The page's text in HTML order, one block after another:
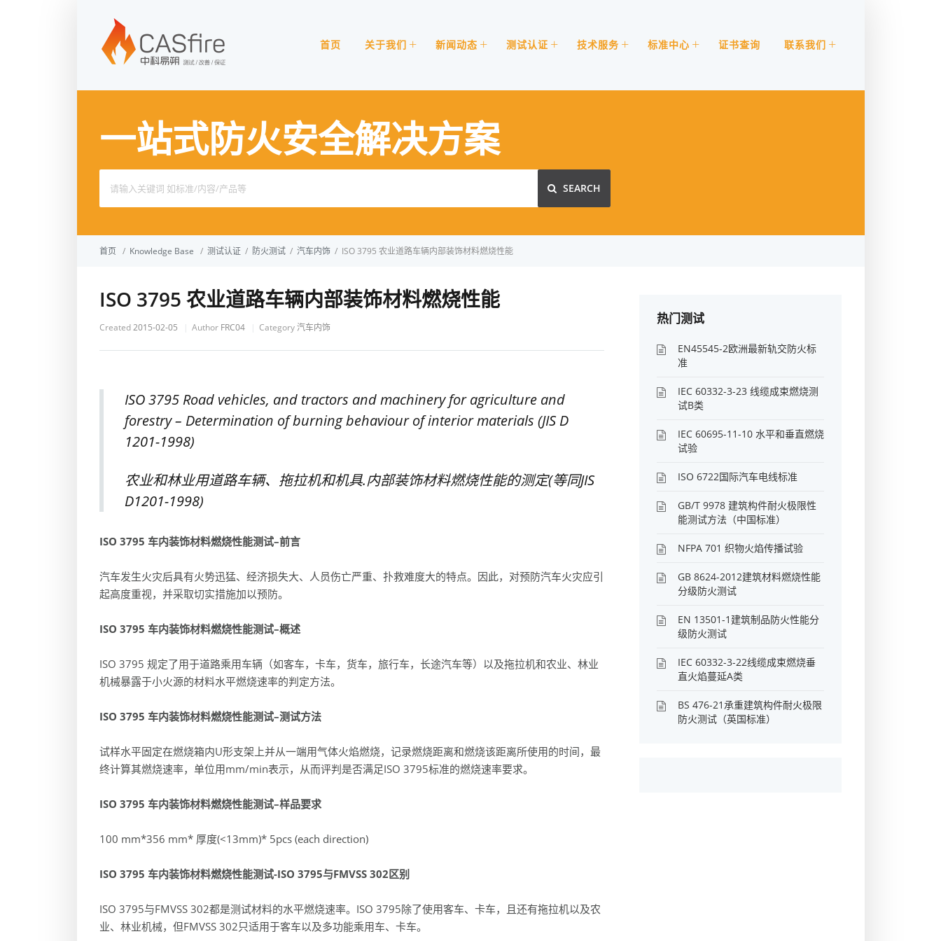
首页 关于我们 新闻动态 测试认证 技术服务 标准中心 证书查询 联系我们
一站式防火安全解决方案
for:
SEARCH
首页 / Knowledge Base / 测试认证 / 防火测试 / 汽车内饰 / ISO 3795 农业道路车辆内部装饰材料燃烧性能
ISO 3795 农业道路车辆内部装饰材料燃烧性能
Created2015-02-05 Author FRC04 Category汽车内饰
ISO 3795 Road vehicles, and tractors and machinery for agriculture and
forestry – Determination of burning behaviour of interior materials (JIS D
1201-1998)
农业和林业用道路车辆、拖拉机和机具.内部装饰材料燃烧性能的测定(等同JIS
D1201-1998)
ISO 3795 车内装饰材料燃烧性能测试–前言
汽车发生火灾后具有火势迅猛、经济损失大、人员伤亡严重、扑救难度大的特点。因此，对预防汽车火灾应引
起高度重视，并采取切实措施加以预防。
ISO 3795 车内装饰材料燃烧性能测试–概述
ISO 3795 规定了用于道路乘用车辆（如客车，卡车，货车，旅行车，长途汽车等）以及拖拉机和农业、林业
机械暴露于小火源的材料水平燃烧速率的判定方法。
ISO 3795 车内装饰材料燃烧性能测试–测试方法
试样水平固定在燃烧箱内U形支架上并从一端用气体火焰燃烧，记录燃烧距离和燃烧该距离所使用的时间，最
终计算其燃烧速率，单位用mm/min表示，从而评判是否满足ISO 3795标准的燃烧速率要求。
ISO 3795 车内装饰材料燃烧性能测试–样品要求
100 mm*356 mm* 厚度(<13mm)* 5pcs (each direction)
ISO 3795 车内装饰材料燃烧性能测试-ISO 3795与FMVSS 302区别
ISO 3795与FMVSS 302都是测试材料的水平燃烧速率。ISO 3795除了使用客车、卡车，且还有拖拉机以及农
业、林业机械，但FMVSS 302只适用于客车以及多功能乘用车、卡车。
热门测试
EN45545-2欧洲最新轨交防火标
准
IEC 60332-3-23 线缆成束燃烧测
试B类
IEC 60695-11-10 水平和垂直燃烧
试验
ISO 6722国际汽车电线标准
GB/T 9978 建筑构件耐火极限性
能测试方法（中国标准）
NFPA 701 织物火焰传播试验
GB 8624-2012建筑材料燃烧性能
分级防火测试
EN 13501-1建筑制品防火性能分
级防火测试
IEC 60332-3-22线缆成束燃烧垂
直火焰蔓延A类
BS 476-21承重建筑构件耐火极限
防火测试（英国标准）